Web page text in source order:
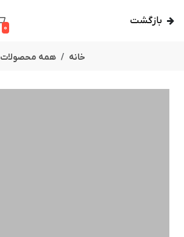
بازگشت
0
خانه همه محصولات